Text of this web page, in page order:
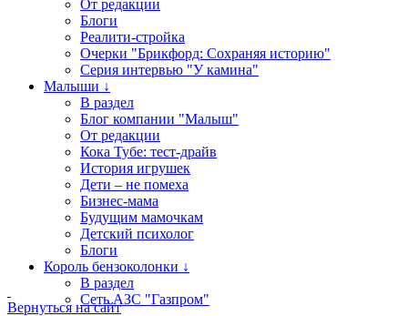
Вернуться на сайт
От редакции
Блоги
Реалити-стройка
Очерки "Брикфорд: Сохраняя историю"
Серия интервью "У камина"
Малыши ↓
В раздел
Блог компании "Малыш"
От редакции
Кока Тубе: тест-драйв
История игрушек
Дети – не помеха
Бизнес-мама
Будущим мамочкам
Детский психолог
Блоги
Король бензоколонки ↓
В раздел
Сеть АЗС "Газпром"